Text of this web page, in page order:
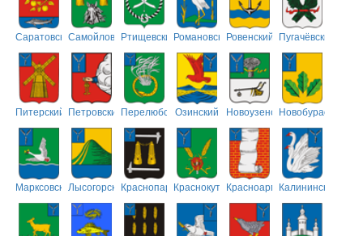
СаратовскийСамойловскийРтищевскийРомановскийРовенский Пугачёвский
Питерский ПетровскийПерелюбскийОзинский НовоузенскийНовобурасский
МарксовскийЛысогорскийКраснопартизанский
КраснокутскийКрасноармейский
Калининский